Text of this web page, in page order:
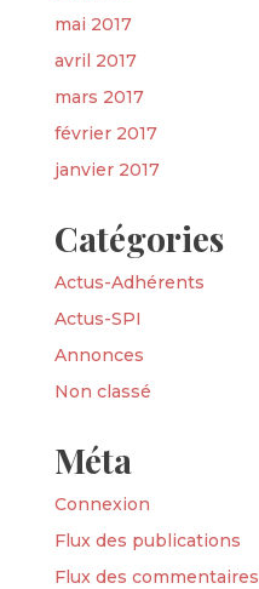
mai 2017
avril 2017
mars 2017
février 2017
janvier 2017
Catégories
Actus-Adhérents
Actus-SPI
Annonces
Non classé
Méta
Connexion
Flux des publications
Flux des commentaires